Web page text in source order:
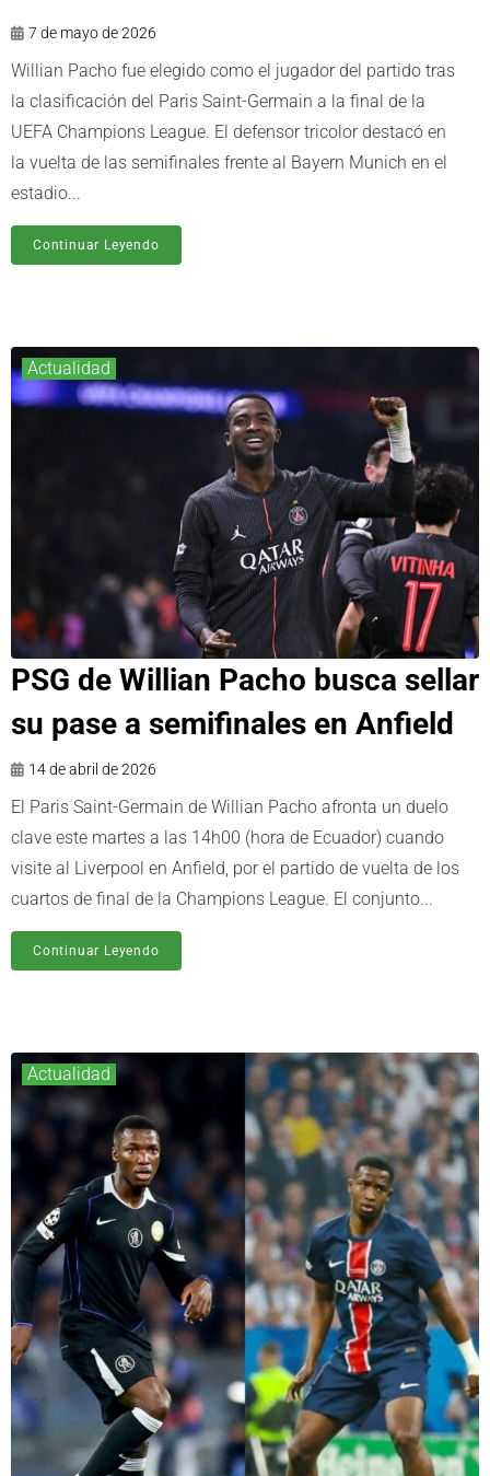
7 de mayo de 2026
Willian Pacho fue elegido como el jugador del partido tras
la clasificación del Paris Saint-Germain a la final de la
UEFA Champions League. El defensor tricolor destacó en
la vuelta de las semifinales frente al Bayern Munich en el
estadio...
Continuar Leyendo
Actualidad
PSG de Willian Pacho busca sellar
su pase a semifinales en Anfield
14 de abril de 2026
El Paris Saint-Germain de Willian Pacho afronta un duelo
clave este martes a las 14h00 (hora de Ecuador) cuando
visite al Liverpool en Anfield, por el partido de vuelta de los
cuartos de final de la Champions League. El conjunto...
Continuar Leyendo
Actualidad